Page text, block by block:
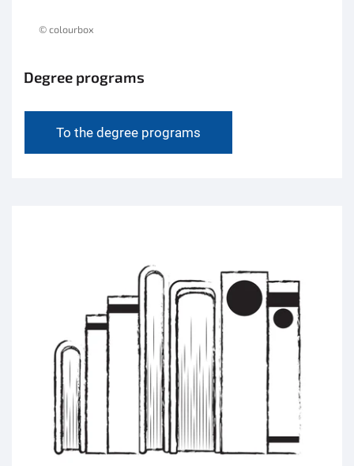
© colourbox
Degree programs
To the degree programs